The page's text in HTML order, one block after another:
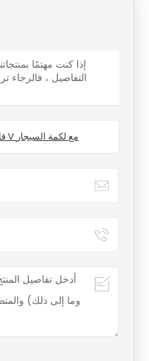
إذا كنت مهتمًا
التفاصيل ، فالرجاء
XIFEI قاطع سيجار بشكل V مع لكمة السيجار